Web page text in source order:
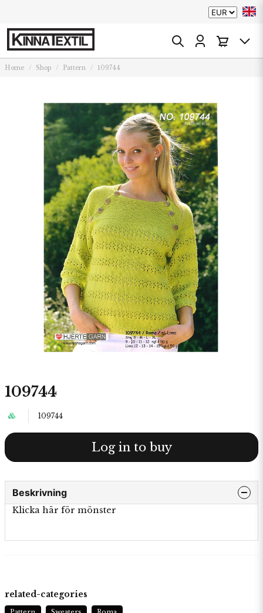
Home Shop Pattern 109744
109744
109744
Log in to buy
Beskrivning
Klicka här för mönster
related-categories